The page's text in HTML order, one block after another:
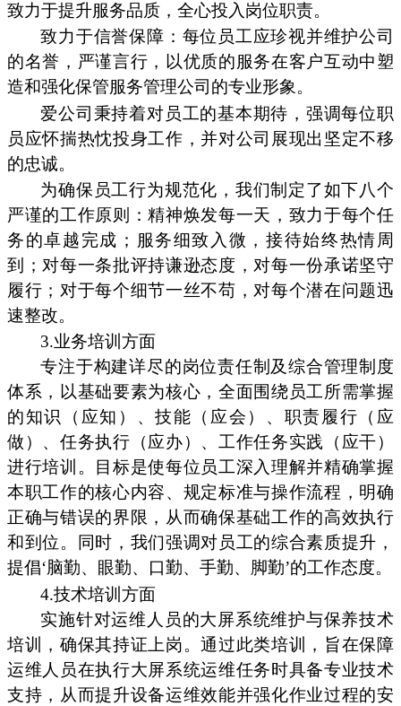
致力于提升服务品质，全心投入岗位职责。
致力于信誉保障：每位员工应珍视并维护公司
的名誉，严谨言行，以优质的服务在客户互动中塑
造和强化保管服务管理公司的专业形象。
爱公司秉持着对员工的基本期待，强调每位职
员应怀揣热忱投身工作，并对公司展现出坚定不移
的忠诚。
为确保员工行为规范化，我们制定了如下八个
严谨的工作原则：精神焕发每一天，致力于每个任
务的卓越完成；服务细致入微，接待始终热情周
到；对每一条批评持谦逊态度，对每一份承诺坚守
履行；对于每个细节一丝不苟，对每个潜在问题迅
速整改。
3.业务培训方面
专注于构建详尽的岗位责任制及综合管理制度
体系，以基础要素为核心，全面围绕员工所需掌握
的知识（应知）、技能（应会）、职责履行（应
做）、任务执行（应办）、工作任务实践（应干）
进行培训。目标是使每位员工深入理解并精确掌握
本职工作的核心内容、规定标准与操作流程，明确
正确与错误的界限，从而确保基础工作的高效执行
和到位。同时，我们强调对员工的综合素质提升，
提倡‘脑勤、眼勤、口勤、手勤、脚勤’的工作态度。
4.技术培训方面
实施针对运维人员的大屏系统维护与保养技术
培训，确保其持证上岗。通过此类培训，旨在保障
运维人员在执行大屏系统运维任务时具备专业技术
支持，从而提升设备运维效能并强化作业过程的安